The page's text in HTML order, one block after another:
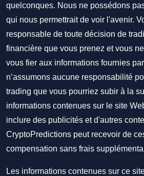
quelconques. Nous ne possédons
qui nous permettrait de voir l'avenir.
responsable de toute décision de
financière que vous prenez et vous
vous fier aux informations fournies
n’assumons aucune responsabilité
trading que vous pourriez subir à la
informations contenues sur le site
inclure des publicités et d'autres
CryptoPredictions peut recevoir de
compensation sans frais
Les informations contenues sur ce